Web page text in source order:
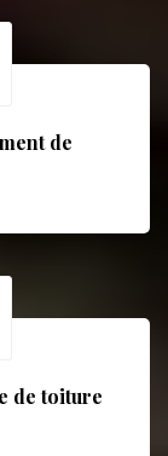
de
de toiture